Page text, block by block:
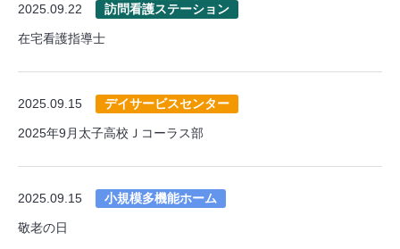
2025.09.22 訪問看護ステーション
在宅看護指導士
2025.09.15 デイサービスセンター
2025年9月太子高校Ｊコーラス部
2025.09.15 小規模多機能ホーム
敬老の日